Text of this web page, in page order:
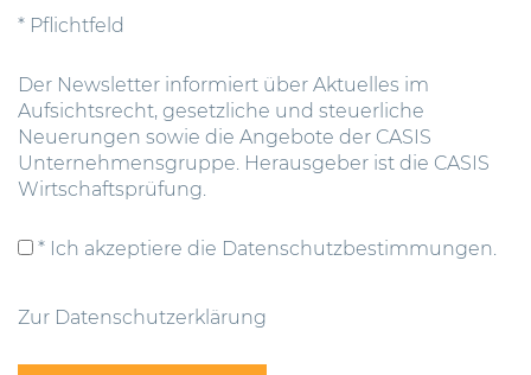
* Pflichtfeld
Der Newsletter informiert über Aktuelles im
Aufsichtsrecht, gesetzliche und steuerliche
Neuerungen sowie die Angebote der CASIS
Unternehmensgruppe. Herausgeber ist die CASIS
Wirtschaftsprüfung.
* Ich akzeptiere die Datenschutzbestimmungen.
Zur Datenschutzerklärung